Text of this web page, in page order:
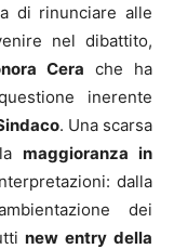
di rinunciare alle
nel dibattito,
Cera che ha
inerente
. Una scarsa
maggioranza in
dalla
dei
new entry della